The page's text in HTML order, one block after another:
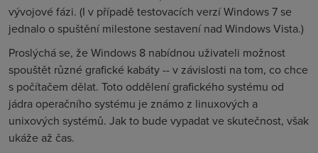
vývojové fázi. (I v případě testovacích verzí Windows 7 se
jednalo o spuštění milestone sestavení nad Windows Vista.)
Proslýchá se, že Windows 8 nabídnou uživateli možnost
spouštět různé grafické kabáty -- v závislosti na tom, co chce
s počítačem dělat. Toto oddělení grafického systému od
jádra operačního systému je známo z linuxových a
unixových systémů. Jak to bude vypadat ve skutečnost, však
ukáže až čas.